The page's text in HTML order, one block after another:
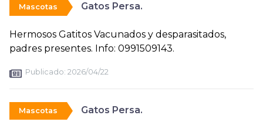
Mascotas Gatos Persa.
Hermosos Gatitos Vacunados y desparasitados,
padres presentes. Info: 0991509143.
Publicado: 2026/04/22
Mascotas Gatos Persa.